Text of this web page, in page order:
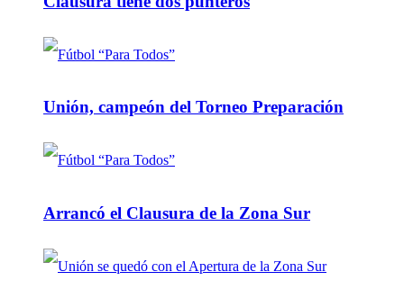
Unión, campeón del Torneo Preparación
Arrancó el Clausura de la Zona Sur